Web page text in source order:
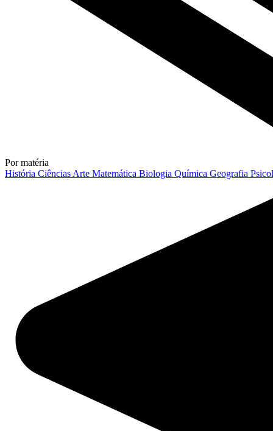
Por matéria
História Ciências Arte Matemática Biologia Química Geografia